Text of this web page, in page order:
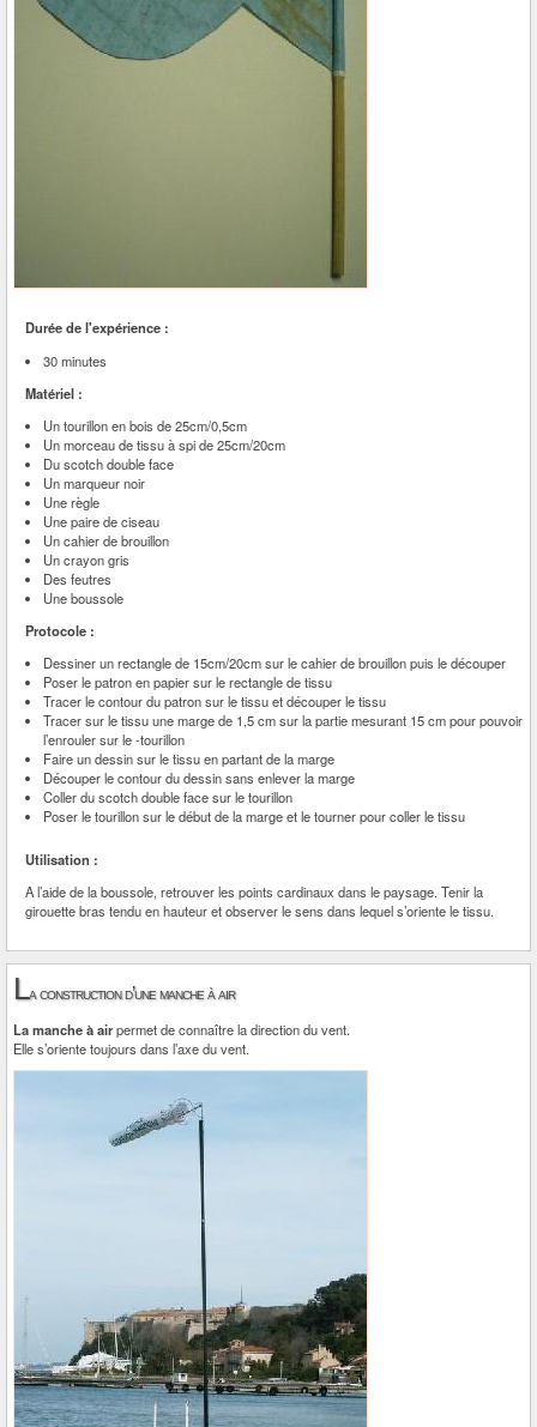
Durée de l'expérience :
30 minutes
Matériel :
Un tourillon en bois de 25cm/0,5cm
Un morceau de tissu à spi de 25cm/20cm
Du scotch double face
Un marqueur noir
Une règle
Une paire de ciseau
Un cahier de brouillon
Un crayon gris
Des feutres
Une boussole
Protocole :
Dessiner un rectangle de 15cm/20cm sur le cahier de brouillon puis le découper
Poser le patron en papier sur le rectangle de tissu
Tracer le contour du patron sur le tissu et découper le tissu
Tracer sur le tissu une marge de 1,5 cm sur la partie mesurant 15 cm pour pouvoir
l’enrouler sur le -tourillon
Faire un dessin sur le tissu en partant de la marge
Découper le contour du dessin sans enlever la marge
Coller du scotch double face sur le tourillon
Poser le tourillon sur le début de la marge et le tourner pour coller le tissu
Utilisation :
A l’aide de la boussole, retrouver les points cardinaux dans le paysage. Tenir la
girouette bras tendu en hauteur et observer le sens dans lequel s’oriente le tissu.
La construction d’une manche à air
La manche à airpermet de connaître la direction du vent.
Elle s’oriente toujours dans l’axe du vent.